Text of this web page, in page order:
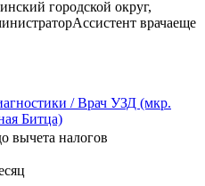
городской округ,
Ассистент врачаеще
/ Врач УЗД (мкр.
Битца)
вычета налогов